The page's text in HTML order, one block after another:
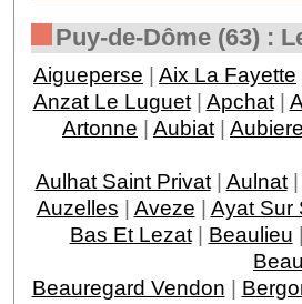
Puy-de-Dôme (63) :
Aigueperse | Aix La Fayette
Anzat Le Luguet| Apchat|
Artonne | Aubiat | Aubiere
Aulhat Saint Privat| Aulnat|
Auzelles | Aveze | Ayat Sur
Bas Et Lezat| Beaulieu |
Beauregard Vendon |